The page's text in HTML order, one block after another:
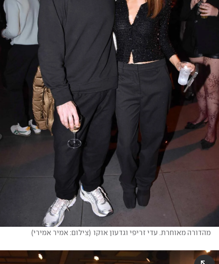
מהדורה מאוחרת. עדי זריפי וגדעון אוקו (צילום: אמיר אמירי)